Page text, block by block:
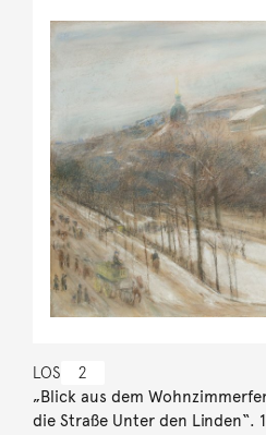
LOS 2
„Blick aus dem
die Straße Unter den Linden“.